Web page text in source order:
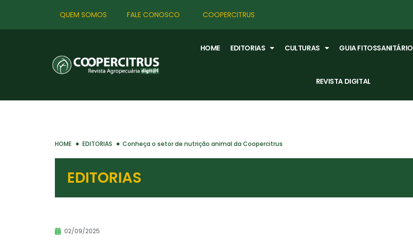
QUEM SOMOS FALE CONOSCO COOPERCITRUS
HOME EDITORIAS CULTURAS GUIA FITOSSANITÁRIO
REVISTA DIGITAL
HOME EDITORIAS Conheça o setor de nutrição animal da Coopercitrus
EDITORIAS
02/09/2025